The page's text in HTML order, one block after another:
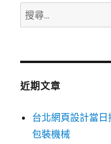
搜
尋
鍵
近期文章
台北網頁設計當
包裝機械